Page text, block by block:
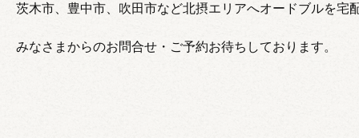
茨木市、豊中市、吹田市など北摂エリアへオードブルを宅
みなさまからのお問合せ・ご予約お待ちしております。